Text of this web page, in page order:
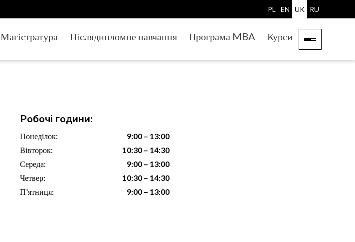
PL EN UK RU
Магістратура Післядипломне навчання Програма MBA Курси
Робочі години:
Понеділок:
9:00 – 13:00
Вівторок:
10:30 – 14:30
Середа:
9:00 – 13:00
Четвер:
10:30 – 14:30
П'ятниця:
9:00 – 13:00